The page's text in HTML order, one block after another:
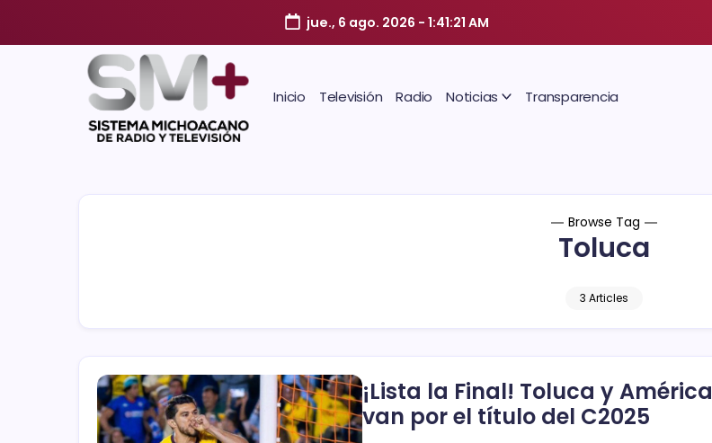
jue., 6 ago. 2026 - 1:41:22 AM
Inicio Televisión Radio Noticias Transparencia
Browse Tag
Toluca
3 Articles
¡Lista la Final! Toluca y América
van por el título del C2025